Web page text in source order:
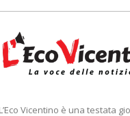
L’Eco Vicentino è una testata